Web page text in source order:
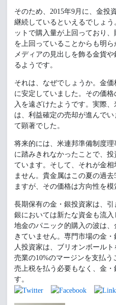
そのため、2015年9月に、金投
継続しているといえるでしょ
ットで購入量が上回っており
を上回っていることからも明ら
メディアの見出しを飾る金貨
るようです。
それは、なぜでしょうか。金
に安定していました。その価
入を遠ざけたようです。実際
は、利益確定の売却が進んで
て顕著でした。
将来的には、米連邦準備制度
に踏みきれなかったことで、
ています。そして、それが金
ません。貴金属はこの夏の過
ますが、その価格は方向性を模
長期保有の金・銀投資家は、引
銀においては新たな資金も流
地金のパニック的購入の波は
きていません。専門市場の金
人投資家は、ブリオンボール
売業の10%のマージンを支払
売上税を払う必要もなく、金
す。